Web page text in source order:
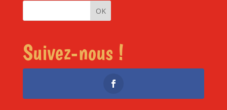
Suivez-nous !